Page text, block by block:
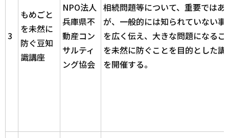
3
もめごと
を未然に
防ぐ豆知
識講座
NPO法人
兵庫県不
動産コン
サルティ
ング協会
相続問題等について、重要ではあ
が、一般的には知られていない事
を広く伝え、大きな問題になるこ
を未然に防ぐことを目的とした講
を開催する。